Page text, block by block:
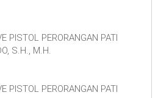
PISTOL PERORANGAN PATI
S.H., M.H.
PISTOL PERORANGAN PATI